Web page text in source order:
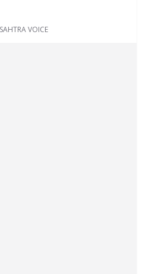
VOICE